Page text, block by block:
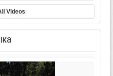
Videos